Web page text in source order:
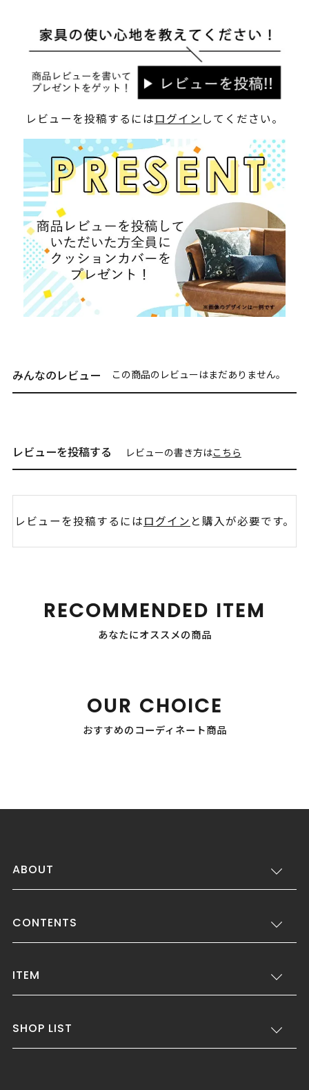
レビューを投稿するにはログイン してください。
みんなのレビュー この商品のレビューはまだありません。
レビューを投稿する レビューの書き方はこちら
レビューを投稿するにはログイン と購入が必要です。
RECOMMENDED ITEM
あなたにオススメの商品
OUR CHOICE
おすすめのコーディネート商品
ABOUT
CONTENTS
ITEM
SHOP LIST